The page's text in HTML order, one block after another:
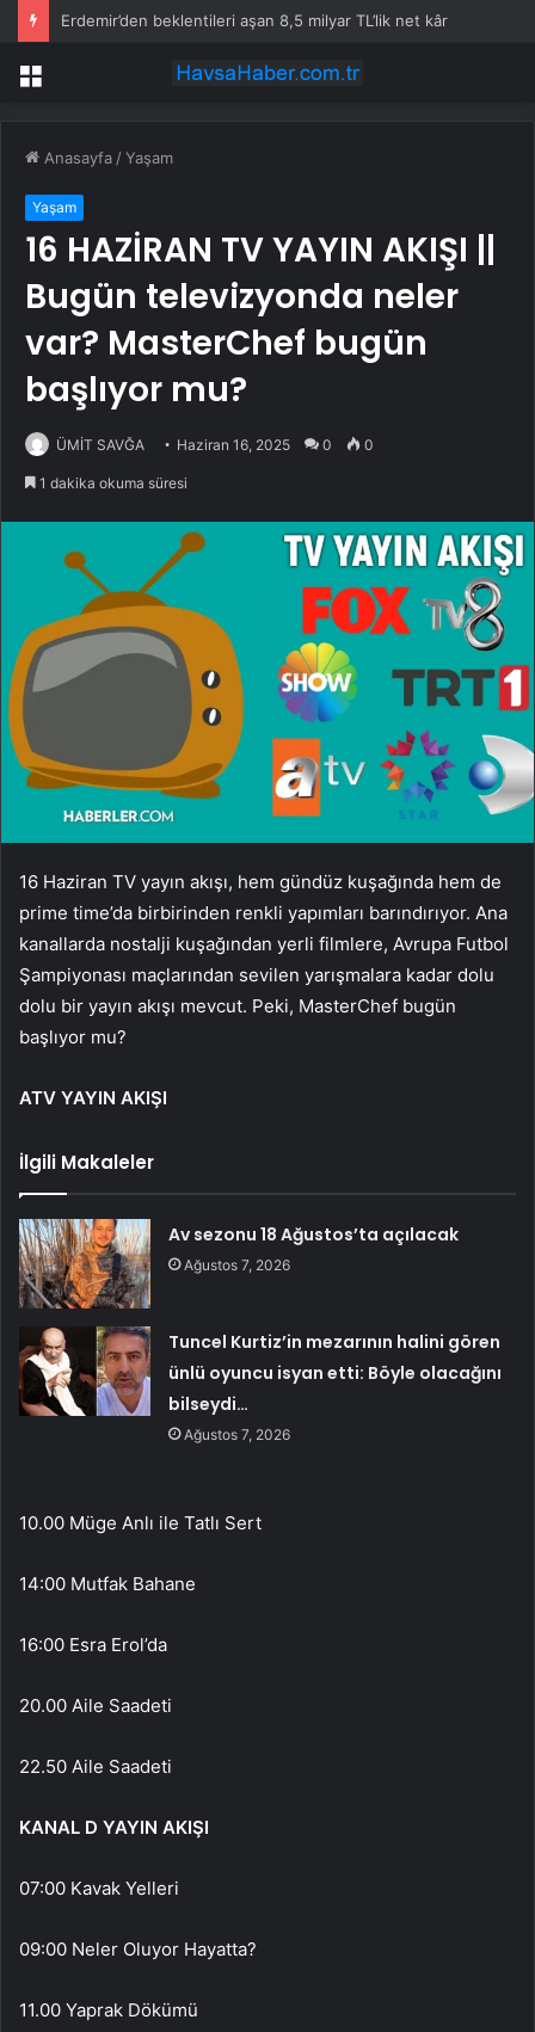
Erdemir’den beklentileri aşan 8,5 milyar TL’lik net kâr
Menü
Anasayfa /Yaşam
Yaşam
16 HAZİRAN TV YAYIN AKIŞI ||
Bugün televizyonda neler
var? MasterChef bugün
başlıyor mu?
ÜMİT SAVĞA Haziran 16, 2025 0 0
1 dakika okuma süresi
16 Haziran TV yayın akışı, hem gündüz kuşağında hem de
prime time’da birbirinden renkli yapımları barındırıyor. Ana
kanallarda nostalji kuşağından yerli filmlere, Avrupa Futbol
Şampiyonası maçlarından sevilen yarışmalara kadar dolu
dolu bir yayın akışı mevcut. Peki, MasterChef bugün
başlıyor mu?
ATV YAYIN AKIŞI
İlgili Makaleler
Av sezonu 18 Ağustos’ta açılacak
Ağustos 7, 2026
Tuncel Kurtiz’in mezarının halini gören
ünlü oyuncu isyan etti: Böyle olacağını
bilseydi…
Ağustos 7, 2026
10.00 Müge Anlı ile Tatlı Sert
14:00 Mutfak Bahane
16:00 Esra Erol’da
20.00 Aile Saadeti
22.50 Aile Saadeti
KANAL D YAYIN AKIŞI
07:00 Kavak Yelleri
09:00 Neler Oluyor Hayatta?
11.00 Yaprak Dökümü